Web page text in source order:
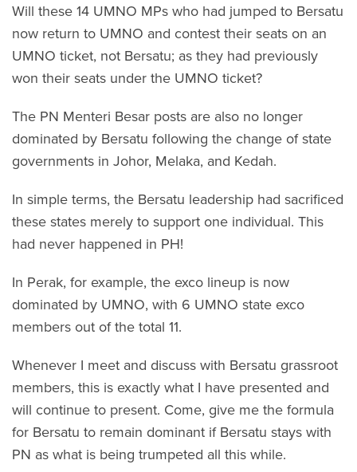
Will these 14 UMNO MPs who had jumped to Bersatu
now return to UMNO and contest their seats on an
UMNO ticket, not Bersatu; as they had previously
won their seats under the UMNO ticket?
The PN Menteri Besar posts are also no longer
dominated by Bersatu following the change of state
governments in Johor, Melaka, and Kedah.
In simple terms, the Bersatu leadership had sacrificed
these states merely to support one individual. This
had never happened in PH!
In Perak, for example, the exco lineup is now
dominated by UMNO, with 6 UMNO state exco
members out of the total 11.
Whenever I meet and discuss with Bersatu grassroot
members, this is exactly what I have presented and
will continue to present. Come, give me the formula
for Bersatu to remain dominant if Bersatu stays with
PN as what is being trumpeted all this while.